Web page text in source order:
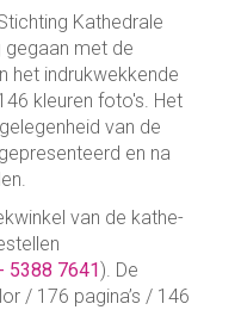
Ka­the­drale
gegaan met de
het in­druk­wek­kende
kleuren foto's. Het
van de
en na
van de ka­the­
5388 7641). De
/ 176 pagina’s / 146